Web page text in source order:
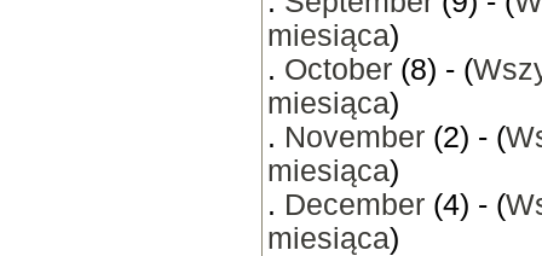
miesiąca)
. October (8) - (
miesiąca)
. November (2) - (
miesiąca)
. December (4) - (
miesiąca)